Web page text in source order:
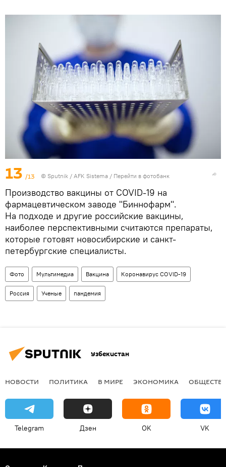
13 /13 © Sputnik / AFK Sistema / Перейти в фотобанк
Производство вакцины от COVID-19 на
фармацевтическом заводе "Биннофарм".
На подходе и другие российские вакцины,
наиболее перспективными считаются препараты,
которые готовят новосибирские и санкт-
петербургские специалисты.
Фото Мультимедиа Вакцина Коронавирус COVID-19
Россия Ученые пандемия
Узбекистан
НОВОСТИ ПОЛИТИКА В МИРЕ ЭКОНОМИКА
Telegram Дзен OK VK